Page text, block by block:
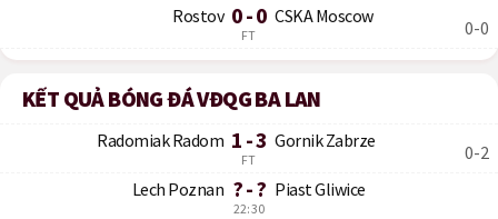
0-0
Rostov 0 - 0 CSKA Moscow
FT
KẾT QUẢ BÓNG ĐÁ VĐQG BA LAN
0-2
Radomiak Radom 1 - 3 Gornik Zabrze
FT
Lech Poznan ? - ? Piast Gliwice
22:30